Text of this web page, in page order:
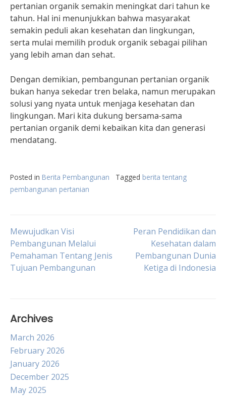
pertanian organik semakin meningkat dari tahun ke
tahun. Hal ini menunjukkan bahwa masyarakat
semakin peduli akan kesehatan dan lingkungan,
serta mulai memilih produk organik sebagai pilihan
yang lebih aman dan sehat.
Dengan demikian, pembangunan pertanian organik
bukan hanya sekedar tren belaka, namun merupakan
solusi yang nyata untuk menjaga kesehatan dan
lingkungan. Mari kita dukung bersama-sama
pertanian organik demi kebaikan kita dan generasi
mendatang.
Posted in Berita Pembangunan Tagged berita tentang
pembangunan pertanian
Post
navigation
Mewujudkan Visi
Pembangunan Melalui
Pemahaman Tentang Jenis
Tujuan Pembangunan
Peran Pendidikan dan
Kesehatan dalam
Pembangunan Dunia
Ketiga di Indonesia
Archives
March 2026
February 2026
January 2026
December 2025
May 2025